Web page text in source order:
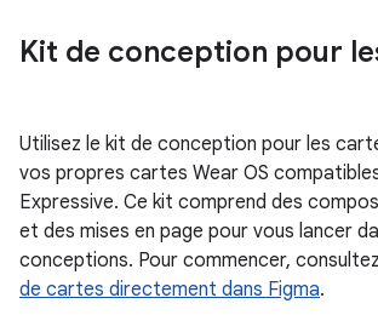
Kit de conception pour
Utilisez le kit de conception pour les
vos propres cartes Wear OS
Expressive. Ce kit comprend des
et des mises en page pour vous lancer
conceptions. Pour commencer,
de cartes directement dans Figma.